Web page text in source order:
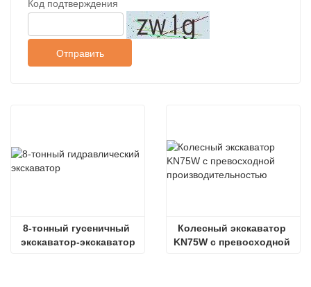
Код подтверждения
Отправить
8-тонный гусеничный
экскаватор-экскаватор
Колесный экскаватор
KN75W с превосходной